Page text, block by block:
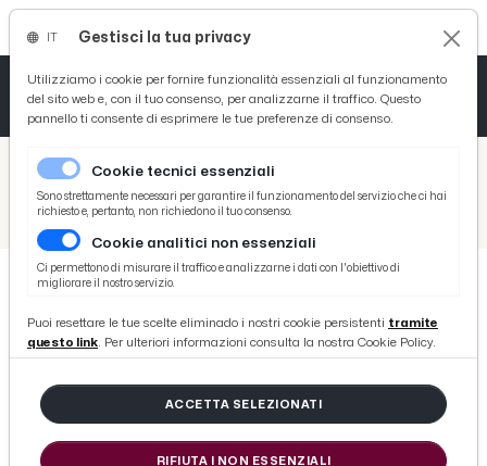
/ Picenotime
/ News
Un anno al fianco delle imprese per la Cna di Ascoli Piceno. Artigiani e imprenditori protagonisti di un 2026 a misura di Pmi
Un anno al fianco delle imprese per
la Cna di Ascoli Piceno. Artigiani e
imprenditori protagonisti di un
2026 a misura di Pmi
Gestisci la tua privacy
Utilizziamo i cookie per fornire funzionalità essenziali al funzionamento
del sito web e, con il tuo consenso, per analizzarne il traffico. Questo
pannello ti consente di esprimere le tue preferenze di consenso.
Cookie tecnici essenziali
Sono strettamente necessari per garantire il funzionamento del servizio che ci hai
richiesto e, pertanto, non richiedono il tuo consenso.
Cookie analitici non essenziali
Ci permettono di misurare il traffico e analizzarne i dati con l'obiettivo di
migliorare il nostro servizio.
Puoi resettare le tue scelte eliminado i nostri cookie persistenti tramite
questo link. Per ulteriori informazioni consulta la nostra Cookie Policy.
ACCETTA SELEZIONATI
RIFIUTA I NON ESSENZIALI
Tutto News
Tutto Sport
Basket
Ciclismo
Tutto Curiosità